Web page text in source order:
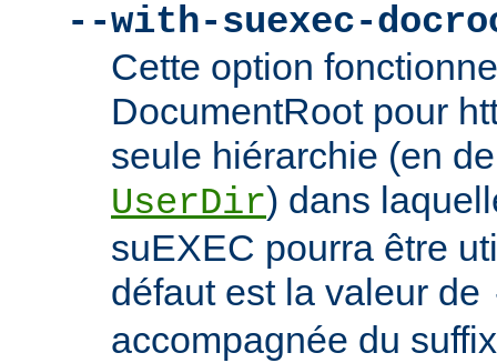
--with-suexec-
Cette option
DocumentRoot pour
seule hiérarchie (en
UserDir) dans
suEXEC pourra être
défaut est la valeur de
accompagnée du